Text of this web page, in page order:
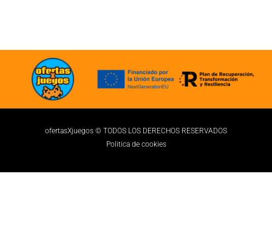
ofertasXjuegos © TODOS LOS DERECHOS RESERVADOS
Politica de cookies